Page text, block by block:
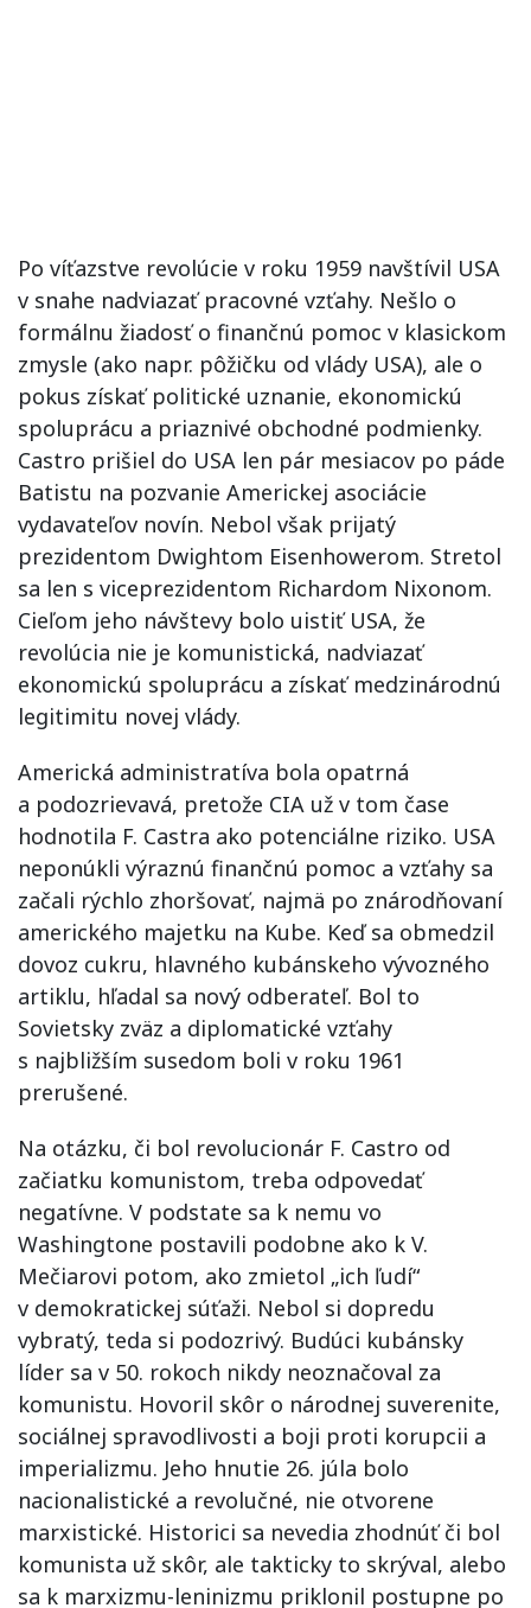
Po víťazstve revolúcie v roku 1959 navštívil USA
v snahe nadviazať pracovné vzťahy. Nešlo o
formálnu žiadosť o finančnú pomoc v klasickom
zmysle (ako napr. pôžičku od vlády USA), ale o
pokus získať politické uznanie, ekonomickú
spoluprácu a priaznivé obchodné podmienky.
Castro prišiel do USA len pár mesiacov po páde
Batistu na pozvanie Americkej asociácie
vydavateľov novín. Nebol však prijatý
prezidentom Dwightom Eisenhowerom. Stretol
sa len s viceprezidentom Richardom Nixonom.
Cieľom jeho návštevy bolo uistiť USA, že
revolúcia nie je komunistická, nadviazať
ekonomickú spoluprácu a získať medzinárodnú
legitimitu novej vlády.
Americká administratíva bola opatrná
a podozrievavá, pretože CIA už v tom čase
hodnotila F. Castra ako potenciálne riziko. USA
neponúkli výraznú finančnú pomoc a vzťahy sa
začali rýchlo zhoršovať, najmä po znárodňovaní
amerického majetku na Kube. Keď sa obmedzil
dovoz cukru, hlavného kubánskeho vývozného
artiklu, hľadal sa nový odberateľ. Bol to
Sovietsky zväz a diplomatické vzťahy
s najbližším susedom boli v roku 1961
prerušené.
Na otázku, či bol revolucionár F. Castro od
začiatku komunistom, treba odpovedať
negatívne. V podstate sa k nemu vo
Washingtone postavili podobne ako k V.
Mečiarovi potom, ako zmietol „ich ľudí“
v demokratickej súťaži. Nebol si dopredu
vybratý, teda si podozrivý. Budúci kubánsky
líder sa v 50. rokoch nikdy neoznačoval za
komunistu. Hovoril skôr o národnej suverenite,
sociálnej spravodlivosti a boji proti korupcii a
imperializmu. Jeho hnutie 26. júla bolo
nacionalistické a revolučné, nie otvorene
marxistické. Historici sa nevedia zhodnúť či bol
komunista už skôr, ale takticky to skrýval, alebo
sa k marxizmu-leninizmu priklonil postupne po